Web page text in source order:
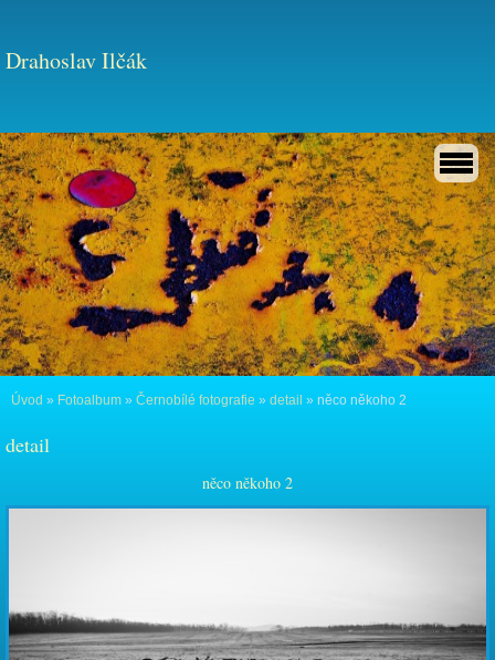
Drahoslav Ilčák
Úvod » Fotoalbum » Černobílé fotografie » detail » něco někoho 2
detail
něco někoho 2